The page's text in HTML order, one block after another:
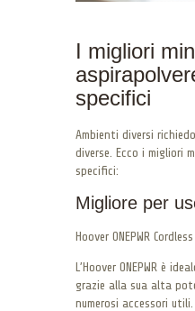
I migliori
specifici
Ambienti diversi
diverse. Ecco i migliori
specifici:
Migliore per
Hoover ONEPWR
L’Hoover ONEPWR è
grazie alla sua alta
numerosi accessori